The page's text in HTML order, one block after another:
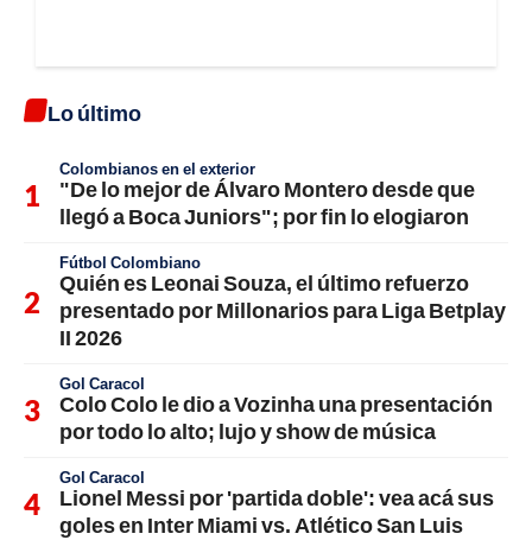
Lo último
Colombianos en el exterior
"De lo mejor de Álvaro Montero desde que
llegó a Boca Juniors"; por fin lo elogiaron
Fútbol Colombiano
Quién es Leonai Souza, el último refuerzo
presentado por Millonarios para Liga Betplay
II 2026
Gol Caracol
Colo Colo le dio a Vozinha una presentación
por todo lo alto; lujo y show de música
Gol Caracol
Lionel Messi por 'partida doble': vea acá sus
goles en Inter Miami vs. Atlético San Luis